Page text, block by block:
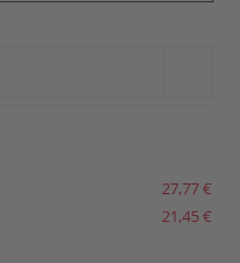
27,77 €
21,45 €